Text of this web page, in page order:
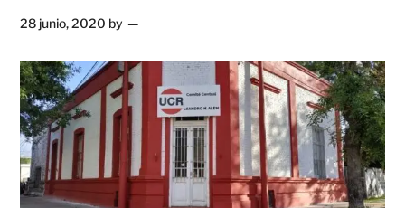
28 junio, 2020 by